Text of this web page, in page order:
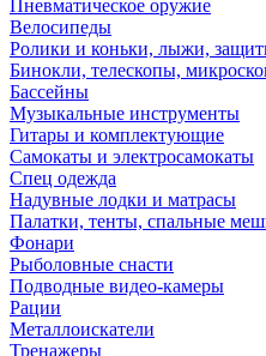
Пневматическое оружие
Велосипеды
Ролики и коньки, лыжи,
Бинокли, телескопы,
Бассейны
Музыкальные инструменты
Гитары и комплектующие
Самокаты и электросамокаты
Спец одежда
Надувные лодки и матрасы
Палатки, тенты, спальные
Фонари
Рыболовные снасти
Подводные видео-камеры
Рации
Металлоискатели
Тренажеры